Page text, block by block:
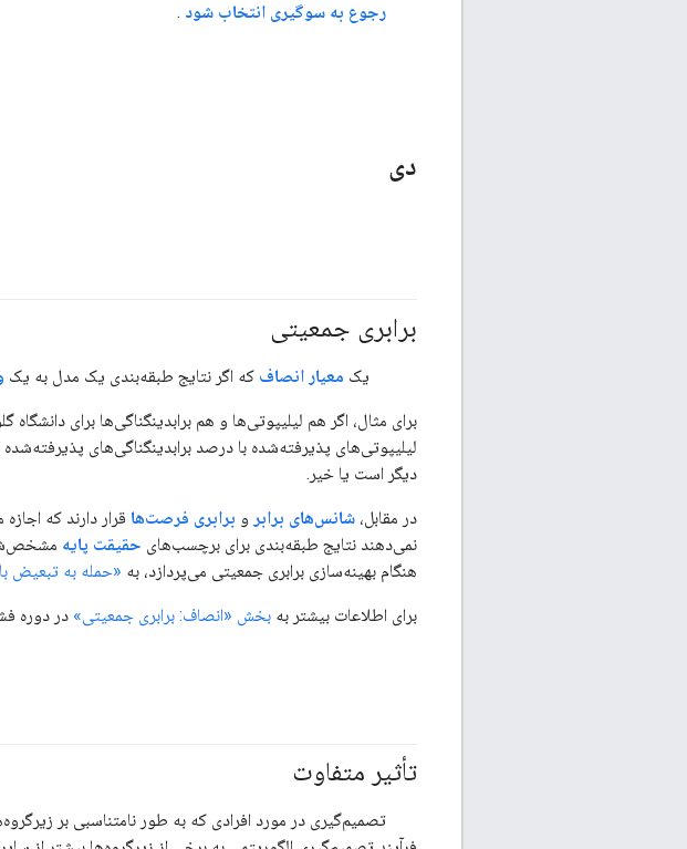
رجوع به سوگیری انتخاب شود .
دی
برابری جمعیتی
یک معیار انصاف که اگر نتایج طبقه‌بندی یک مدل به یک
برای مثال، اگر هم لیلیپوتی‌ها و هم برابدینگناگی‌ها برای
لیلیپوتی‌های پذیرفته‌شده با درصد برابدینگناگی‌های
دیگر است یا خیر.
در مقابل، شانس‌های برابر و برابری فرصت‌ها قرار دارند که
نمی‌دهند نتایج طبقه‌بندی برای برچسب‌های حقیقت پایه
هنگام بهینه‌سازی برابری جمعیتی می‌پردازد، به «حمله به تبعیض
برای اطلاعات بیشتر به بخش «انصاف: برابری جمعیتی» در دوره
تأثیر متفاوت
تصمیم‌گیری در مورد افرادی که به طور نامتناسبی بر